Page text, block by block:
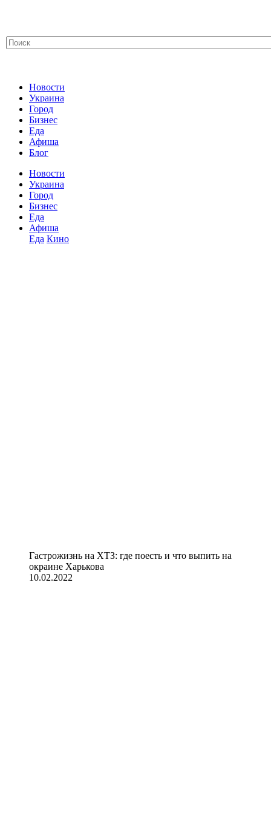
Новости
Украина
Город
Бизнес
Еда
Афиша
Блог
Новости
Украина
Город
Бизнес
Еда
Афиша
Еда Кино
Гастрожизнь на ХТЗ: где поесть и что выпить на
окраине Харькова
10.02.2022